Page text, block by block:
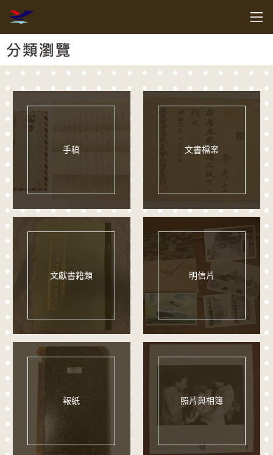
客家委員會客家文化發展中心
網頁導覽
分類瀏覽
手稿 文書檔案
文獻書籍類 明信片
報紙 照片與相簿